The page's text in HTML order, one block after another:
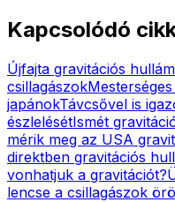
Kapcsolódó
Újfajta gravitációs
csillagászok
japánokTávcsővel is
észlelésétIsmét
mérik meg az USA
direktben gravitációs
vonhatjuk a gravitációt?
lencse a csillagászok